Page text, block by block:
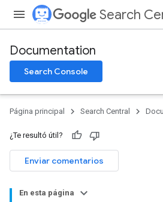
Search
Documentation
Search Console
Página principal Search Central
¿Te resultó útil?
Enviar comentarios
En esta página